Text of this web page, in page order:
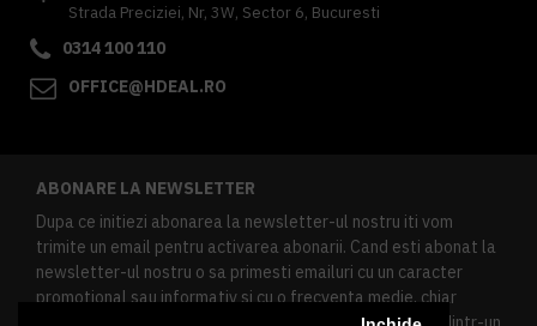
Strada Preciziei, Nr, 3W, Sector 6, Bucuresti
0314 100 110
OFFICE@HDEAL.RO
ABONARE LA NEWSLETTER
Dupa ce initiezi abonarea la newsletter-ul nostru iti vom
trimite un email pentru activarea abonarii. Cand esti abonat la
newsletter-ul nostru o sa primesti emailuri cu un caracter
promotional sau informativ si cu o frecventa medie, chiar